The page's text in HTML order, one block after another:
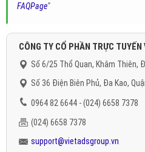
FAQPage"
CÔNG TY CỔ PHẦN TRỰC
Số 6/25 Thổ Quan, Khâm Thiên,
Số 36 Điện Biên Phủ, Đa Kao,
0964 82 6644 - (024) 6658 7378
(024) 6658 7378
support@vietadsgroup.vn